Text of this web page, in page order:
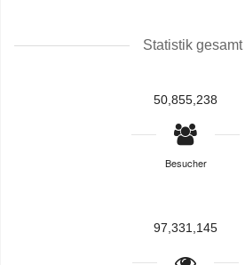
Statistik gesamt
50,855,238
Besucher
97,331,145